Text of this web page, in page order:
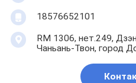
18576652101
RM 1306, нет.249,
Чаньань-Твон, город